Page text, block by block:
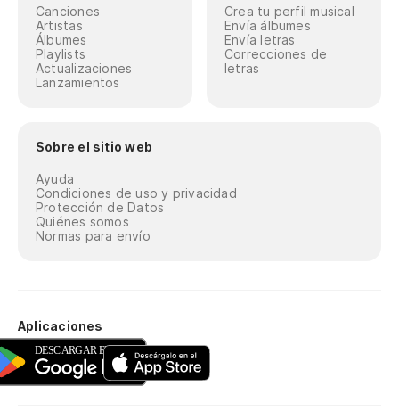
Canciones
Artistas
Álbumes
Playlists
Actualizaciones
Lanzamientos
Crea tu perfil musical
Envía álbumes
Envía letras
Correcciones de
letras
Sobre el sitio web
Ayuda
Condiciones de uso y privacidad
Protección de Datos
Quiénes somos
Normas para envío
Aplicaciones